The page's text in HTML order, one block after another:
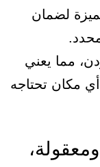
لضمان
مما يعني
مكان تحتاجه